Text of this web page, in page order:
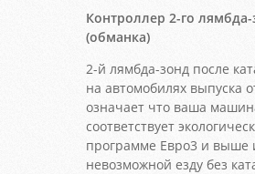
Контроллер 2-го лямбда-
(обманка)
2-й лямбда-зонд после
на автомобилях выпуска
означает что ваша
соответствует
программе Евро3 и выше
невозможной езду без